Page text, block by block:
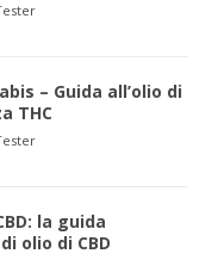
– Guida all’olio di
THC
la guida
olio di CBD